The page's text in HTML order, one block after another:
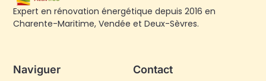
Expert en rénovation énergétique depuis 2016 en
Charente-Maritime, Vendée et Deux-Sèvres.
Naviguer Contact